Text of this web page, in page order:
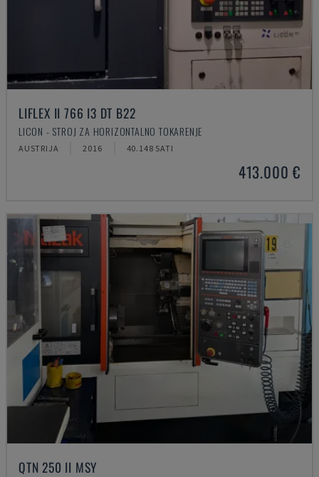
LIFLEX II 766 I3 DT B22
LICON - STROJ ZA HORIZONTALNO TOKARENJE
AUSTRIJA 2016 40.148 SATI
413.000 €
QTN 250 II MSY